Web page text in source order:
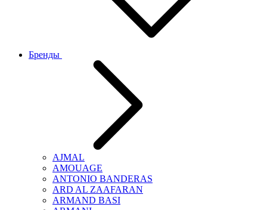
Бренды
AJMAL
AMOUAGE
ANTONIO BANDERAS
ARD AL ZAAFARAN
ARMAND BASI